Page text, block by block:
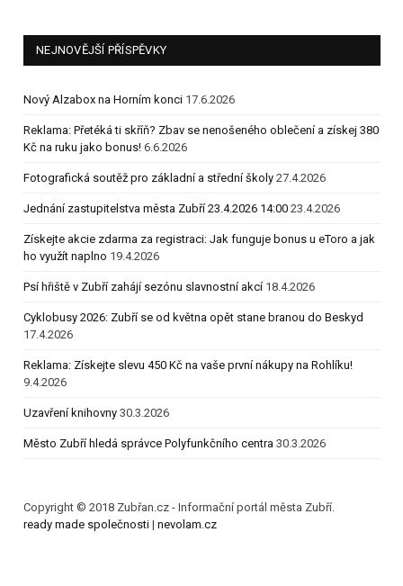
NEJNOVĚJŠÍ PŘÍSPĚVKY
Nový Alzabox na Horním konci 17.6.2026
Reklama: Přetéká ti skříň? Zbav se nenošeného oblečení a získej 380
Kč na ruku jako bonus! 6.6.2026
Fotografická soutěž pro základní a střední školy 27.4.2026
Jednání zastupitelstva města Zubří 23.4.2026 14:00 23.4.2026
Získejte akcie zdarma za registraci: Jak funguje bonus u eToro a jak
ho využít naplno 19.4.2026
Psí hřiště v Zubří zahájí sezónu slavnostní akcí 18.4.2026
Cyklobusy 2026: Zubří se od května opět stane branou do Beskyd
17.4.2026
Reklama: Získejte slevu 450 Kč na vaše první nákupy na Rohlíku!
9.4.2026
Uzavření knihovny 30.3.2026
Město Zubří hledá správce Polyfunkčního centra 30.3.2026
Copyright © 2018 Zubřan.cz - Informační portál města Zubří.
ready made společnosti | nevolam.cz